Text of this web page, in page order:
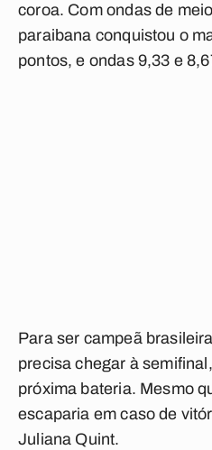
coroa. Com ondas de
paraibana conquistou o
pontos, e ondas 9,33 e
Para ser campeã
precisa chegar à
próxima bateria. Mesmo
escaparia em caso de
Juliana Quint.